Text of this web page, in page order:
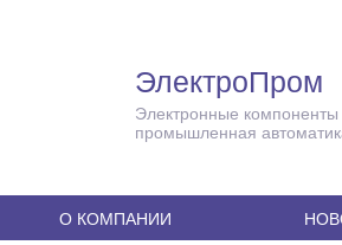
ЭлектроПром
Электронные компоненты
промышленная
О КОМПАНИИ